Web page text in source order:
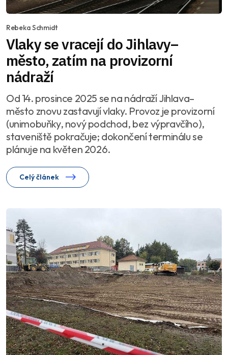
Rebeka Schmidt
Vlaky se vracejí do Jihlavy–
město, zatím na provizorní
nádraží
Od 14. prosince 2025 se na nádraží Jihlava–
město znovu zastavují vlaky. Provoz je provizorní
(unimobuňky, nový podchod, bez výpravčího),
staveniště pokračuje; dokončení terminálu se
plánuje na květen 2026.
Celý článek